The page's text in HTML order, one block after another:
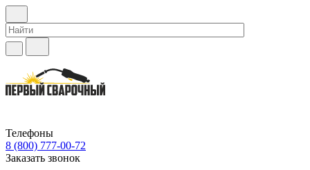
Телефоны
8 (800) 777-00-72
Заказать звонок